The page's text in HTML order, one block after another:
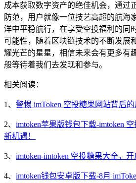
成本获取数字资产的绝佳机会，通过
防范，用户就像一位技艺高超的航海
洋中平稳航行，在享受空投福利的同
可能性，随着区块链技术的不断发展
耀光芒的星星，相信未来会有更多有
般等待着我们去发现和参与。
相关阅读：
1、 警惕 imToken 空投糖果网站背后
2、 imtoken苹果版钱包下载-imtoken
新机遇！
3、 imtoken-imtoken 空投糖果大全，
4、 imtoken钱包安卓版下载-8月